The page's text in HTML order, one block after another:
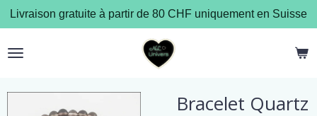
Passer
au
contenu
Livraison gratuite à partir de 80 CHF uniquement en Suisse
Bracelet Quartz